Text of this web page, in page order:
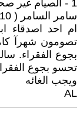
1 - الصيام غير صحي ويضر بالجسم ويجب الغائه
سامر السامر ( 2010 / 7 / 14 - 16:51 )
ام احد اصدقاء
تصومون شهرآ
بجوع الفقراء.
تحسو بجوع
ويجب الغائه
AL